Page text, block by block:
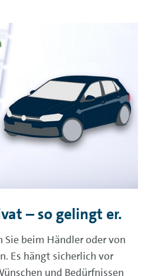
– so gelingt er.
beim Händler oder von
Es hängt sicherlich vor
und Bedürfnissen